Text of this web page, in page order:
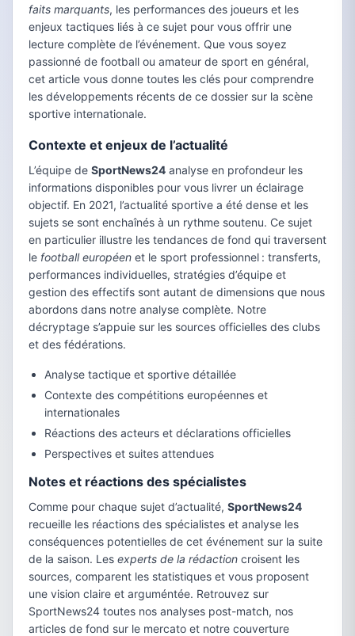
faits marquants, les performances des joueurs et les
enjeux tactiques liés à ce sujet pour vous offrir une
lecture complète de l’événement. Que vous soyez
passionné de football ou amateur de sport en général,
cet article vous donne toutes les clés pour comprendre
les développements récents de ce dossier sur la scène
sportive internationale.
Contexte et enjeux de l’actualité
L’équipe de SportNews24 analyse en profondeur les
informations disponibles pour vous livrer un éclairage
objectif. En 2021, l’actualité sportive a été dense et les
sujets se sont enchaînés à un rythme soutenu. Ce sujet
en particulier illustre les tendances de fond qui traversent
le football européen et le sport professionnel : transferts,
performances individuelles, stratégies d’équipe et
gestion des effectifs sont autant de dimensions que nous
abordons dans notre analyse complète. Notre
décryptage s’appuie sur les sources officielles des clubs
et des fédérations.
Analyse tactique et sportive détaillée
Contexte des compétitions européennes et
internationales
Réactions des acteurs et déclarations officielles
Perspectives et suites attendues
Notes et réactions des spécialistes
Comme pour chaque sujet d’actualité, SportNews24
recueille les réactions des spécialistes et analyse les
conséquences potentielles de cet événement sur la suite
de la saison. Les experts de la rédaction croisent les
sources, comparent les statistiques et vous proposent
une vision claire et arguméntée. Retrouvez sur
SportNews24 toutes nos analyses post-match, nos
articles de fond sur le mercato et notre couverture